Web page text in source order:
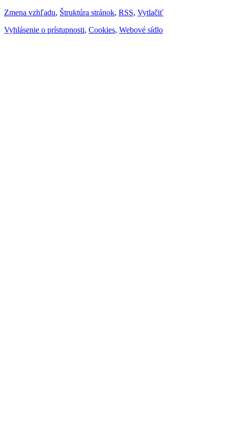
Zmena vzhľadu, Štruktúra stránok, RSS, Vytlačiť
Vyhlásenie o prístupnosti, Cookies, Webové sídlo